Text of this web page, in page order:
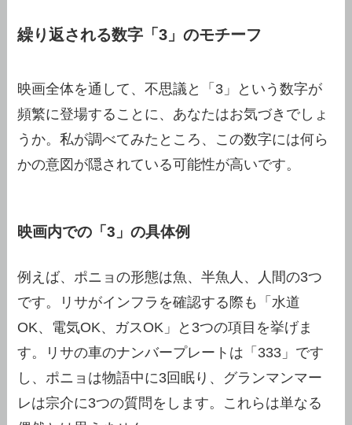
繰り返される数字「3」のモチーフ
映画全体を通して、不思議と「3」という数字が
頻繁に登場することに、あなたはお気づきでしょ
うか。私が調べてみたところ、この数字には何ら
かの意図が隠されている可能性が高いです。
映画内での「3」の具体例
例えば、ポニョの形態は魚、半魚人、人間の3つ
です。リサがインフラを確認する際も「水道
OK、電気OK、ガスOK」と3つの項目を挙げま
す。リサの車のナンバープレートは「333」です
し、ポニョは物語中に3回眠り、グランマンマー
レは宗介に3つの質問をします。これらは単なる